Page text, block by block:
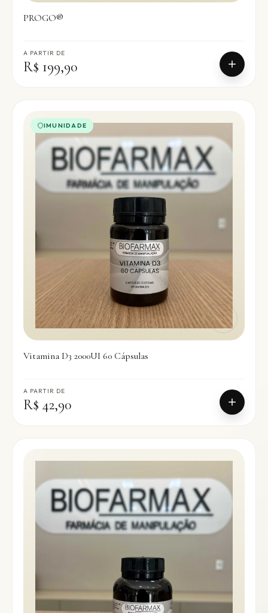
PROGO®
A PARTIR DE
R$ 199,90
IMUNIDADE
Vitamina D3 2000UI 60 Cápsulas
A PARTIR DE
R$ 42,90